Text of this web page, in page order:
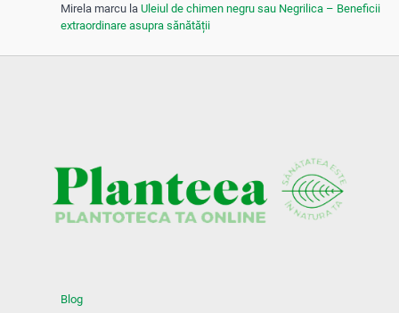
Mirela marcu la Uleiul de chimen negru sau Negrilica – Beneficii
extraordinare asupra sănătății
Blog